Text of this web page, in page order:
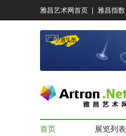
雅昌艺术网首页 雅昌指数
首页 展览列表